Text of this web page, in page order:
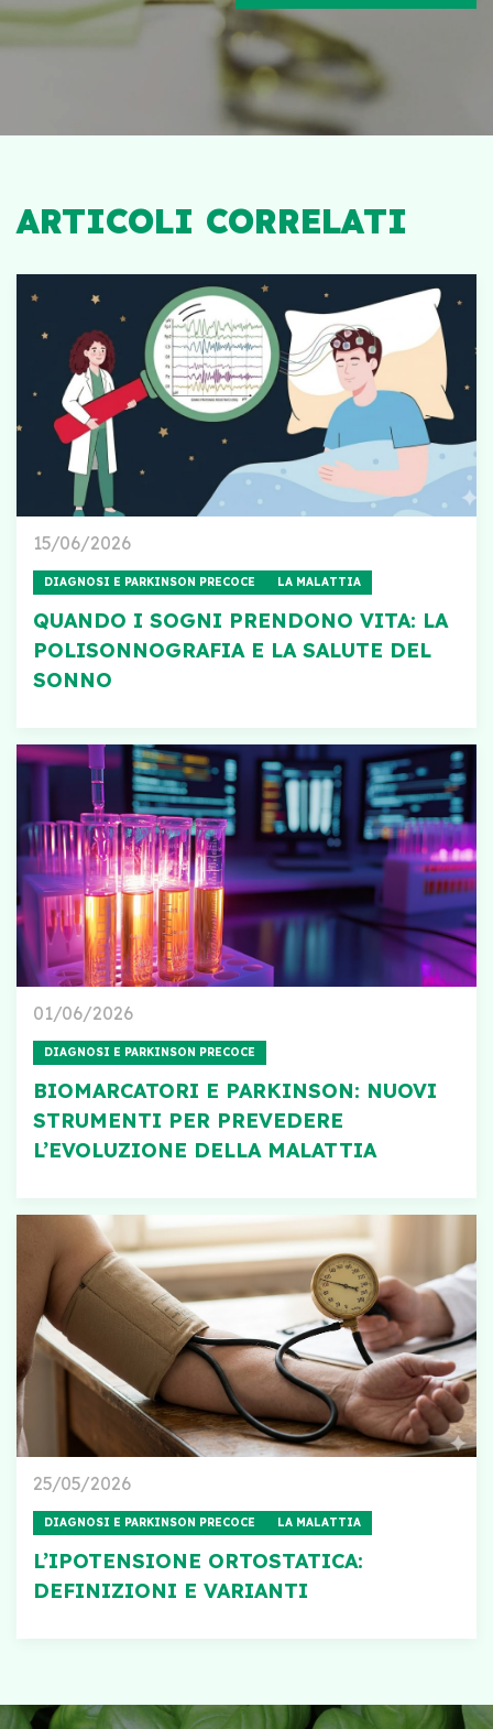
ARTICOLI CORRELATI
15/06/2026
DIAGNOSI E PARKINSON PRECOCE LA MALATTIA
QUANDO I SOGNI PRENDONO VITA: LA
POLISONNOGRAFIA E LA SALUTE DEL
SONNO
01/06/2026
DIAGNOSI E PARKINSON PRECOCE
BIOMARCATORI E PARKINSON: NUOVI
STRUMENTI PER PREVEDERE
L’EVOLUZIONE DELLA MALATTIA
25/05/2026
DIAGNOSI E PARKINSON PRECOCE LA MALATTIA
L’IPOTENSIONE ORTOSTATICA:
DEFINIZIONI E VARIANTI